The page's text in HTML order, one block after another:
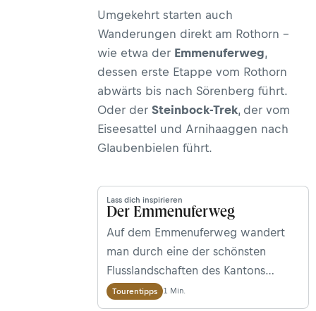
Umgekehrt starten auch
Wanderungen direkt am Rothorn –
wie etwa der Emmenuferweg,
dessen erste Etappe vom Rothorn
abwärts bis nach Sörenberg führt.
Oder der Steinbock-Trek, der vom
Eiseesattel und Arnihaaggen nach
Glaubenbielen führt.
Lass dich inspirieren
Der Emmenuferweg
Auf dem Emmenuferweg wandert
man durch eine der schönsten
Flusslandschaften des Kantons
Luzern. Von der Quelle im Herzen
der UNESCO Biosphäre Entlebuch
Tourentipps 1 Min.